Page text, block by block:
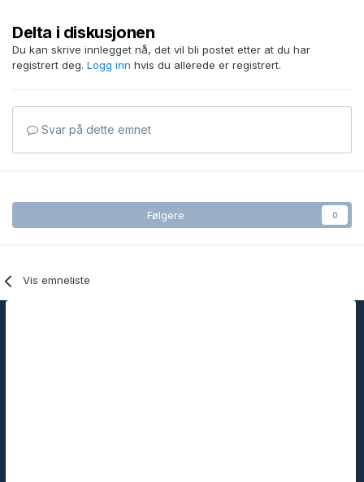
Delta i diskusjonen
Du kan skrive innlegget nå, det vil bli postet etter at du har
registrert deg. Logg inn hvis du allerede er registrert.
Svar på dette emnet
Følgere 0
Vis emneliste